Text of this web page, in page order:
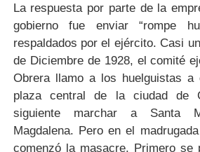
La respuesta por parte de la
gobierno fue enviar “rompe
respaldados por el ejército. Casi
de Diciembre de 1928, el comité
Obrera llamo a los huelguistas a
plaza central de la ciudad de
siguiente marchar a Santa
Magdalena. Pero en el
comenzó la masacre. Primero se